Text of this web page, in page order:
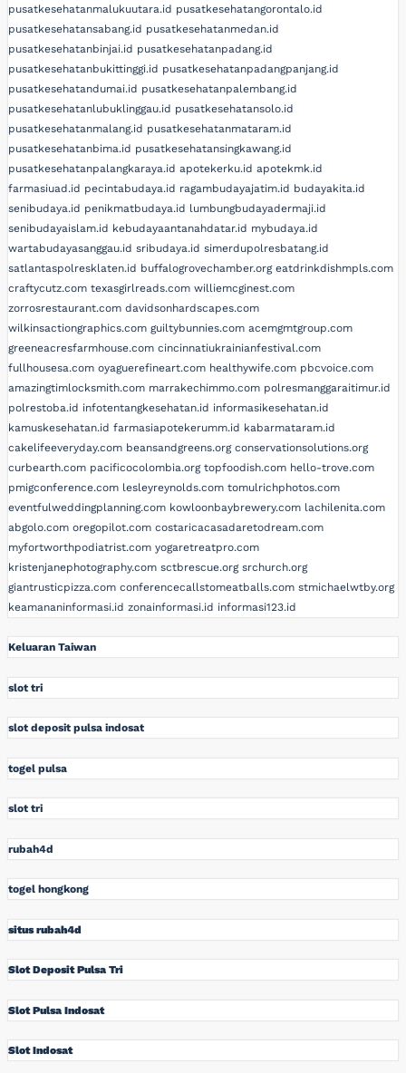
pusatkesehatanmalukuutara.id pusatkesehatangorontalo.id
pusatkesehatansabang.id pusatkesehatanmedan.id
pusatkesehatanbinjai.id pusatkesehatanpadang.id
pusatkesehatanbukittinggi.id pusatkesehatanpadangpanjang.id
pusatkesehatandumai.id pusatkesehatanpalembang.id
pusatkesehatanlubuklinggau.id pusatkesehatansolo.id
pusatkesehatanmalang.id pusatkesehatanmataram.id
pusatkesehatanbima.id pusatkesehatansingkawang.id
pusatkesehatanpalangkaraya.id apotekerku.id apotekmk.id
farmasiuad.id pecintabudaya.id ragambudayajatim.id budayakita.id
senibudaya.id penikmatbudaya.id lumbungbudayadermaji.id
senibudayaislam.id kebudayaantanahdatar.id mybudaya.id
wartabudayasanggau.id sribudaya.id simerdupolresbatang.id
satlantaspolresklaten.id buffalogrovechamber.org eatdrinkdishmpls.com
craftycutz.com texasgirlreads.com williemcginest.com
zorrosrestaurant.com davidsonhardscapes.com
wilkinsactiongraphics.com guiltybunnies.com acemgmtgroup.com
greeneacresfarmhouse.com cincinnatiukrainianfestival.com
fullhousesa.com oyaguerefineart.com healthywife.com pbcvoice.com
amazingtimlocksmith.com marrakechimmo.com polresmanggaraitimur.id
polrestoba.id infotentangkesehatan.id informasikesehatan.id
kamuskesehatan.id farmasiapotekerumm.id kabarmataram.id
cakelifeeveryday.com beansandgreens.org conservationsolutions.org
curbearth.com pacificocolombia.org topfoodish.com hello-trove.com
pmigconference.com lesleyreynolds.com tomulrichphotos.com
eventfulweddingplanning.com kowloonbaybrewery.com lachilenita.com
abgolo.com oregopilot.com costaricacasadaretodream.com
myfortworthpodiatrist.com yogaretreatpro.com
kristenjanephotography.com sctbrescue.org srchurch.org
giantrusticpizza.com conferencecallstomeatballs.com stmichaelwtby.org
keamananinformasi.id zonainformasi.id informasi123.id
Keluaran Taiwan
slot tri
slot deposit pulsa indosat
togel pulsa
slot tri
rubah4d
togel hongkong
situs rubah4d
Slot Deposit Pulsa Tri
Slot Pulsa Indosat
Slot Indosat